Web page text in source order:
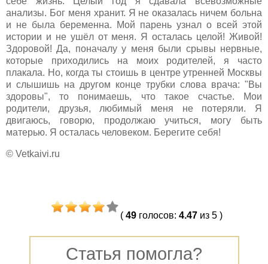
анализы. Бог меня хранит. Я не оказалась ничем больна
и не была беременна. Мой парень узнал о всей этой
истории и не ушёл от меня. Я осталась целой! Живой!
Здоровой! Да, поначалу у меня были срывы нервные,
которые приходились на моих родителей, я часто
плакала. Но, когда ты стоишь в центре утренней Москвы
и слышишь на другом конце трубки слова врача: "Вы
здоровы", то понимаешь, что такое счастье. Мои
родители, друзья, любимый меня не потеряли. Я
двигаюсь, говорю, продолжаю учиться, могу быть
матерью. Я осталась человеком. Берегите себя!
© Vetkaivi.ru
( 49 голосов: 4.47из 5)
Статья помогла?